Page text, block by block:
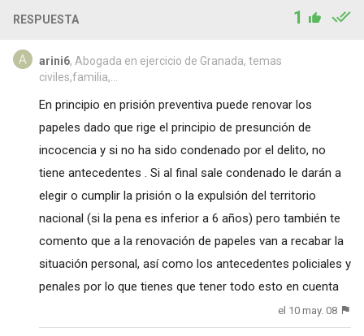
RESPUESTA 1
arini6, Abogada en ejercicio de Granada, temas
civiles,familia,...
En principio en prisión preventiva puede renovar los
papeles dado que rige el principio de presunción de
incocencia y si no ha sido condenado por el delito, no
tiene antecedentes . Si al final sale condenado le darán a
elegir o cumplir la prisión o la expulsión del territorio
nacional (si la pena es inferior a 6 años) pero también te
comento que a la renovación de papeles van a recabar la
situación personal, así como los antecedentes policiales y
penales por lo que tienes que tener todo esto en cuenta
el 10 may. 08